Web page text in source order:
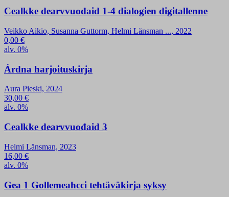
Cealkke dearvvuođaid 1-4 dialogien digitallenne
Veikko Aikio, Susanna Guttorm, Helmi Länsman ..., 2022
0,00 €
alv. 0%
Árdna harjoituskirja
Aura Pieski, 2024
30,00 €
alv. 0%
Cealkke dearvvuođaid 3
Helmi Länsman, 2023
16,00 €
alv. 0%
Gea 1 Gollemeahcci tehtäväkirja syksy